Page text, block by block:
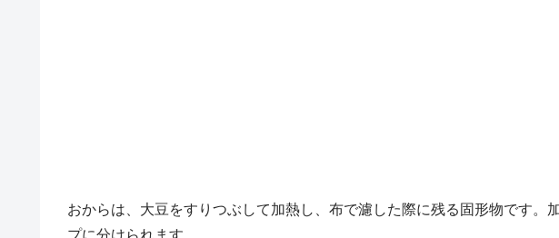
おからは、大豆をすりつぶして加熱し、布で濾した際に残る固形物です。
プに分けられます。